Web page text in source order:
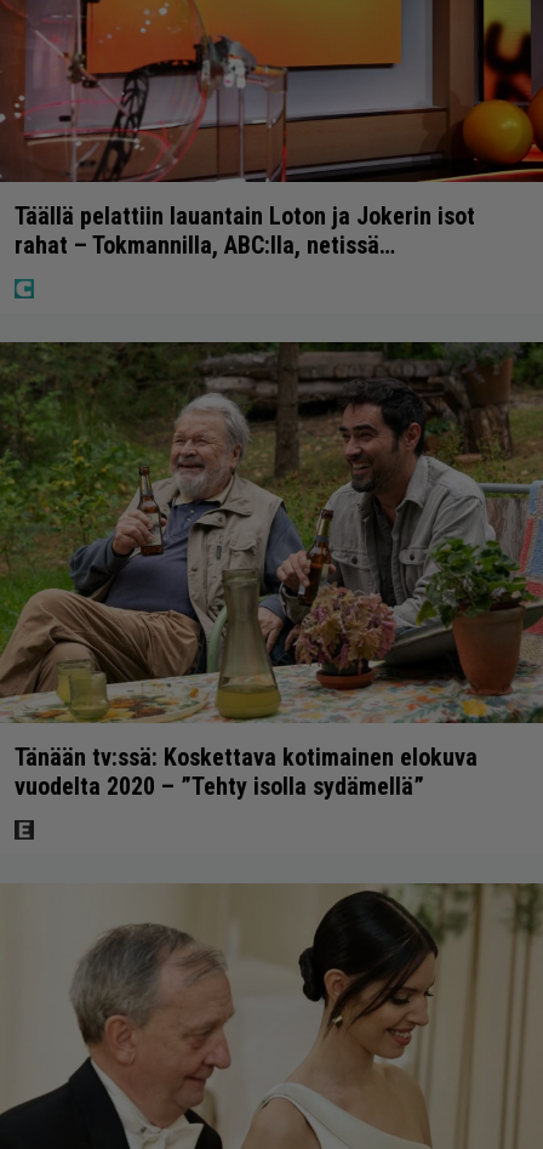
Täällä pelattiin lauantain Loton ja Jokerin isot
rahat – Tokmannilla, ABC:lla, netissä…
Tänään tv:ssä: Koskettava kotimainen elokuva
vuodelta 2020 – ”Tehty isolla sydämellä”